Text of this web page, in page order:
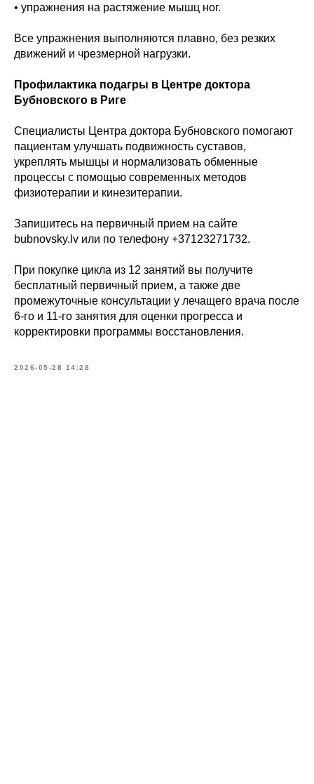
• упражнения на растяжение мышц ног.
Все упражнения выполняются плавно, без резких
движений и чрезмерной нагрузки.
Профилактика подагры в Центре доктора
Бубновского в Риге
Специалисты Центра доктора Бубновского помогают
пациентам улучшать подвижность суставов,
укреплять мышцы и нормализовать обменные
процессы с помощью современных методов
физиотерапии и кинезитерапии.
Запишитесь на первичный прием на сайте
bubnovsky.lv или по телефону +37123271732.
При покупке цикла из 12 занятий вы получите
бесплатный первичный прием, а также две
промежуточные консультации у лечащего врача после
6-го и 11-го занятия для оценки прогресса и
корректировки программы восстановления.
2026-05-28 14:28